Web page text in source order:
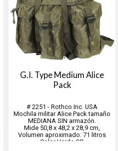
G.I. Type Medium Alice
Pack
# 2251 - Rothco Inc. USA
Mochila militar Alice Pack tamaño
MEDIANA SIN armazón.
Mide 50,8 x 48,2 x 28,9 cm,
Volumen aproximado: 71 litros
Color Verde OD